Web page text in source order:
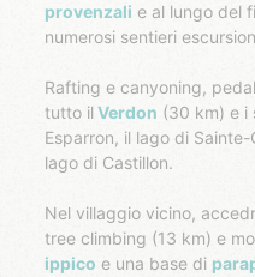
provenzali e al lungo del
numerosi sentieri
Rafting e canyoning,
tutto il Verdon (30 km) e i
Esparron, il lago di
lago di Castillon.
Nel villaggio vicino,
tree climbing (13 km) e
ippico e una base di